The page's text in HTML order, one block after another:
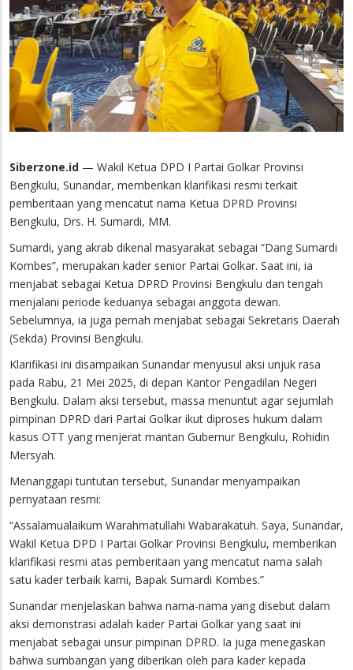
Siberzone.id — Wakil Ketua DPD I Partai Golkar Provinsi
Bengkulu, Sunandar, memberikan klarifikasi resmi terkait
pemberitaan yang mencatut nama Ketua DPRD Provinsi
Bengkulu, Drs. H. Sumardi, MM.
Sumardi, yang akrab dikenal masyarakat sebagai “Dang Sumardi
Kombes”, merupakan kader senior Partai Golkar. Saat ini, ia
menjabat sebagai Ketua DPRD Provinsi Bengkulu dan tengah
menjalani periode keduanya sebagai anggota dewan.
Sebelumnya, ia juga pernah menjabat sebagai Sekretaris Daerah
(Sekda) Provinsi Bengkulu.
Klarifikasi ini disampaikan Sunandar menyusul aksi unjuk rasa
pada Rabu, 21 Mei 2025, di depan Kantor Pengadilan Negeri
Bengkulu. Dalam aksi tersebut, massa menuntut agar sejumlah
pimpinan DPRD dari Partai Golkar ikut diproses hukum dalam
kasus OTT yang menjerat mantan Gubernur Bengkulu, Rohidin
Mersyah.
Menanggapi tuntutan tersebut, Sunandar menyampaikan
pernyataan resmi:
“Assalamualaikum Warahmatullahi Wabarakatuh. Saya, Sunandar,
Wakil Ketua DPD I Partai Golkar Provinsi Bengkulu, memberikan
klarifikasi resmi atas pemberitaan yang mencatut nama salah
satu kader terbaik kami, Bapak Sumardi Kombes.”
Sunandar menjelaskan bahwa nama-nama yang disebut dalam
aksi demonstrasi adalah kader Partai Golkar yang saat ini
menjabat sebagai unsur pimpinan DPRD. Ia juga menegaskan
bahwa sumbangan yang diberikan oleh para kader kepada